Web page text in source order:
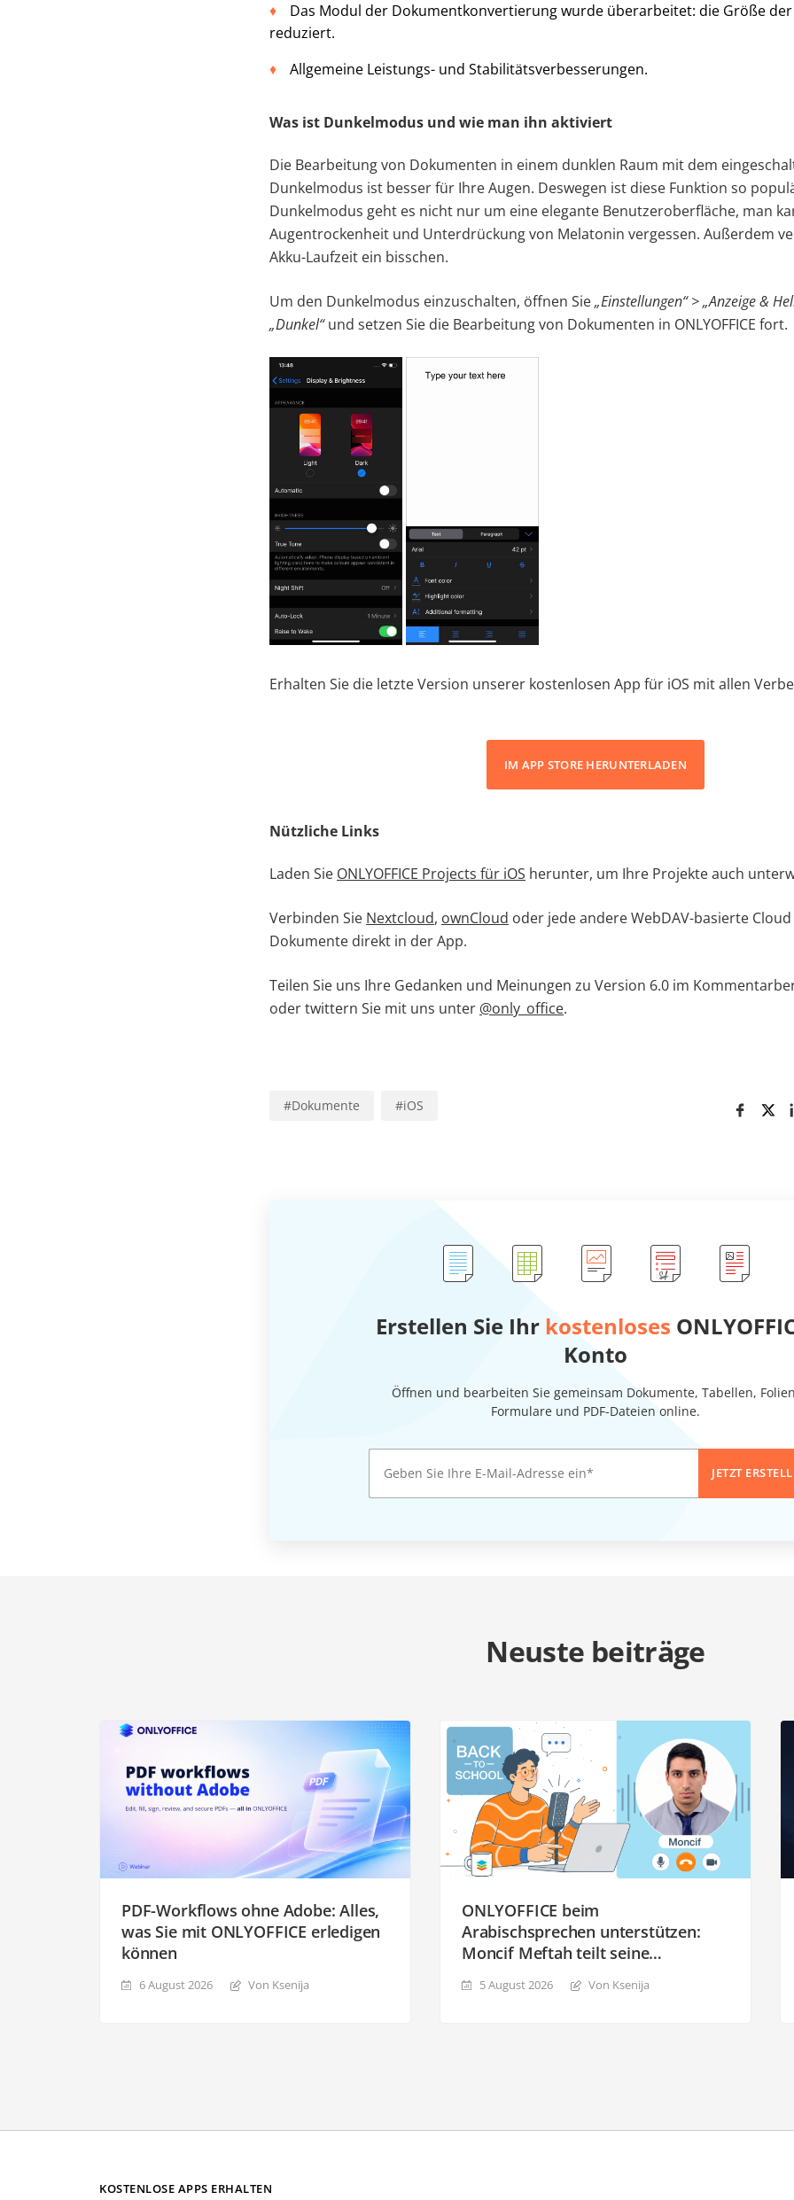
Das Modul der Dokumentkonvertierung wurde überarbeitet: die Größe
reduziert.
Allgemeine Leistungs- und Stabilitätsverbesserungen.
Was ist Dunkelmodus und wie man ihn aktiviert
Die Bearbeitung von Dokumenten in einem dunklen Raum mit dem
Dunkelmodus ist besser für Ihre Augen. Deswegen ist diese Funktion so
Dunkelmodus geht es nicht nur um eine elegante Benutzeroberfläche, man
Augentrockenheit und Unterdrückung von Melatonin vergessen. Außerdem
Akku-Laufzeit ein bisschen.
Um den Dunkelmodus einzuschalten, öffnen Sie„Einstellungen“ > „Anzeige &
„Dunkel“und setzen Sie die Bearbeitung von Dokumenten in ONLYOFFICE fort.
Erhalten Sie die letzte Version unserer kostenlosen App für iOS mit allen
IM APP STORE HERUNTERLADEN
Nützliche Links
Laden Sie ONLYOFFICE Projects für iOS herunter, um Ihre Projekte auch
Verbinden Sie Nextcloud, ownCloud oder jede andere WebDAV-basierte
Dokumente direkt in der App.
Teilen Sie uns Ihre Gedanken und Meinungen zu Version 6.0 im
oder twittern Sie mit uns unter @only_office.
#Dokumente #iOS
Erstellen Sie Ihr kostenloses
Konto
Öffnen und bearbeiten Sie gemeinsam Dokumente, Tabellen,
Formulare und PDF-Dateien online.
JETZT
Neuste beiträge
PDF-Workflows ohne Adobe: Alles,
was Sie mit ONLYOFFICE erledigen
können
6 August 2026 Von Ksenija
ONLYOFFICE beim
Arabischsprechen unterstützen:
Moncif Meftah teilt seine
5 August 2026 Von Ksenija
KOSTENLOSE APPS ERHALTEN